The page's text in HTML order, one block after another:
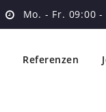
Mo. - Fr. 09:00 -
Referenzen